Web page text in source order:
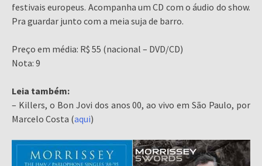
festivais europeus. Acompanha um CD com o áudio do show.
Pra guardar junto com a meia suja de barro.
Preço em média: R$ 55 (nacional – DVD/CD)
Nota: 9
Leia também:
– Killers, o Bon Jovi dos anos 00, ao vivo em São Paulo, por
Marcelo Costa (aqui)